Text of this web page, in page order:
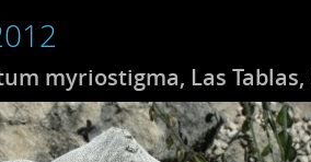
myriostigma, Las Tablas,